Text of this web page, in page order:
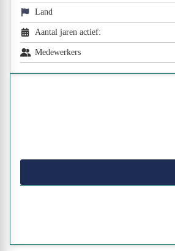
Land
Aantal jaren actief:
Medewerkers